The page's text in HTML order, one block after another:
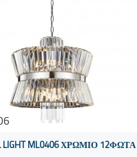
LIGHT ML0406 ΧΡΩΜΙΟ 12ΦΩΤΑ